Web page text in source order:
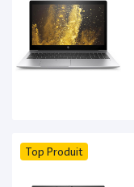
Top Produit